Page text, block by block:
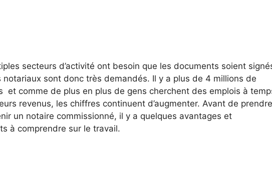
secteurs d’activité ont besoin que les documents soient
notariaux sont donc très demandés. Il y a plus de 4 millions de
et comme de plus en plus de gens cherchent des emplois à
revenus, les chiffres continuent d’augmenter. Avant de prendre
un notaire commissionné, il y a quelques avantages et
à comprendre sur le travail.